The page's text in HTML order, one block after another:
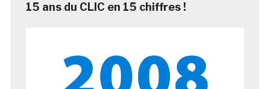
15 ans du CLIC en 15 chiffres !